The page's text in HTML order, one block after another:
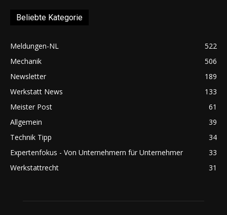
Beliebte Kategorie
Meldungen-NL
522
Mechanik
506
Newsletter
189
Werkstatt News
133
Meister Post
61
Allgemein
39
Technik Tipp
34
Expertenfokus - Von Unternehmern für Unternehmer
33
Werkstattrecht
31